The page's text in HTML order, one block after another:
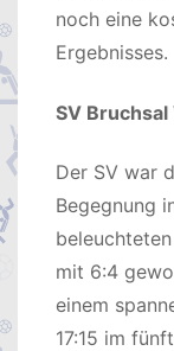
noch eine
Ergebnisses.
SV Bruchsal
Der SV war
Begegnung
mit 6:4
einem
17:15 im